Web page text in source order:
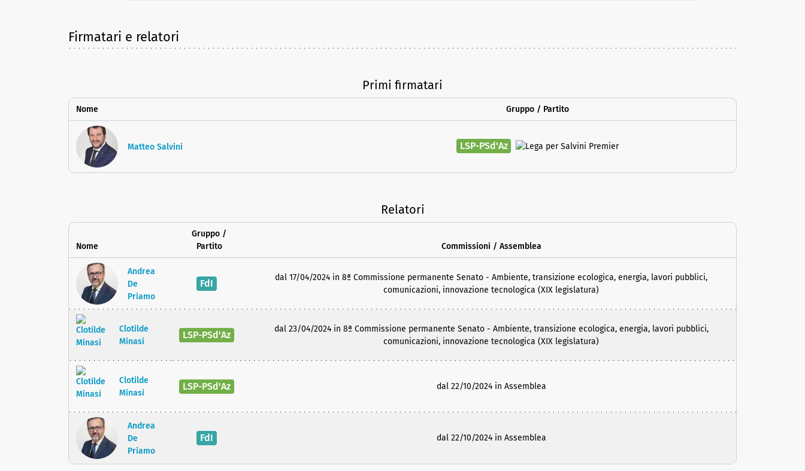
Firmatari e relatori
Primi firmatari
Nome Gruppo / Partito
Matteo Salvini LSP-PSd'Az
Relatori
Nome
Gruppo /
Partito
Commissioni / Assemblea
Andrea
De
Priamo
FdI
dal 17/04/2024 in 8ª Commissione permanente Senato - Ambiente, transizione ecologica, energia, lavori pubblici,
comunicazioni, innovazione tecnologica (XIX legislatura)
Clotilde
Minasi
LSP-PSd'Az
dal 23/04/2024 in 8ª Commissione permanente Senato - Ambiente, transizione ecologica, energia, lavori pubblici,
comunicazioni, innovazione tecnologica (XIX legislatura)
Clotilde
Minasi
LSP-PSd'Az dal 22/10/2024 in Assemblea
Andrea
De
Priamo
FdI dal 22/10/2024 in Assemblea